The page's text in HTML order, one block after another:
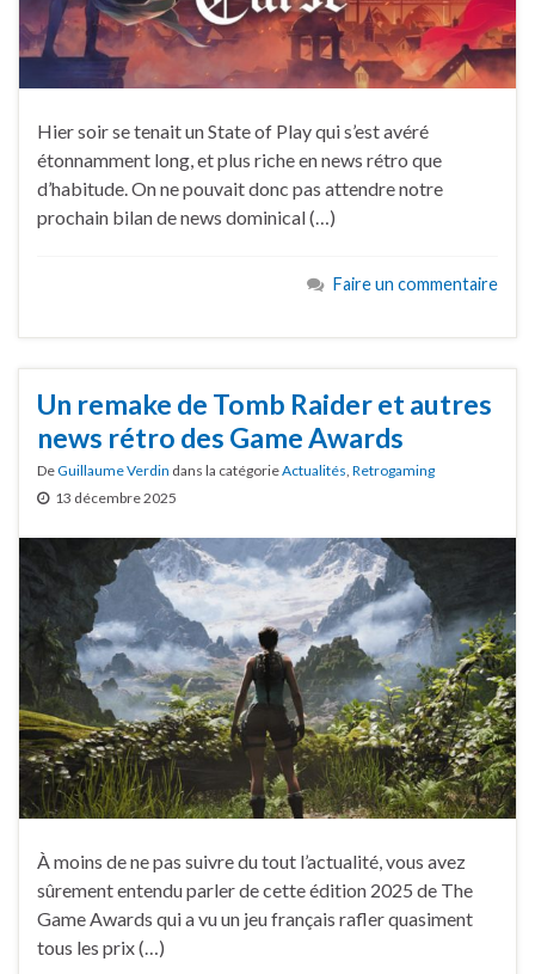
Hier soir se tenait un State of Play qui s’est avéré
étonnamment long, et plus riche en news rétro que
d’habitude. On ne pouvait donc pas attendre notre
prochain bilan de news dominical (…)
Faire un commentaire
Un remake de Tomb Raider et autres
news rétro des Game Awards
DeGuillaume Verdin dans la catégorieActualités, Retrogaming
13 décembre 2025
À moins de ne pas suivre du tout l’actualité, vous avez
sûrement entendu parler de cette édition 2025 de The
Game Awards qui a vu un jeu français rafler quasiment
tous les prix (…)